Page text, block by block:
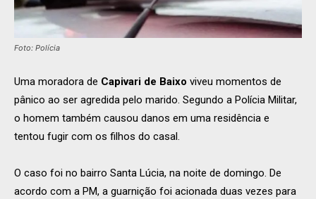
Foto: Polícia
Uma moradora de Capivari de Baixo viveu momentos de
pânico ao ser agredida pelo marido. Segundo a Polícia Militar,
o homem também causou danos em uma residência e
tentou fugir com os filhos do casal.
O caso foi no bairro Santa Lúcia, na noite de domingo. De
acordo com a PM, a guarnição foi acionada duas vezes para